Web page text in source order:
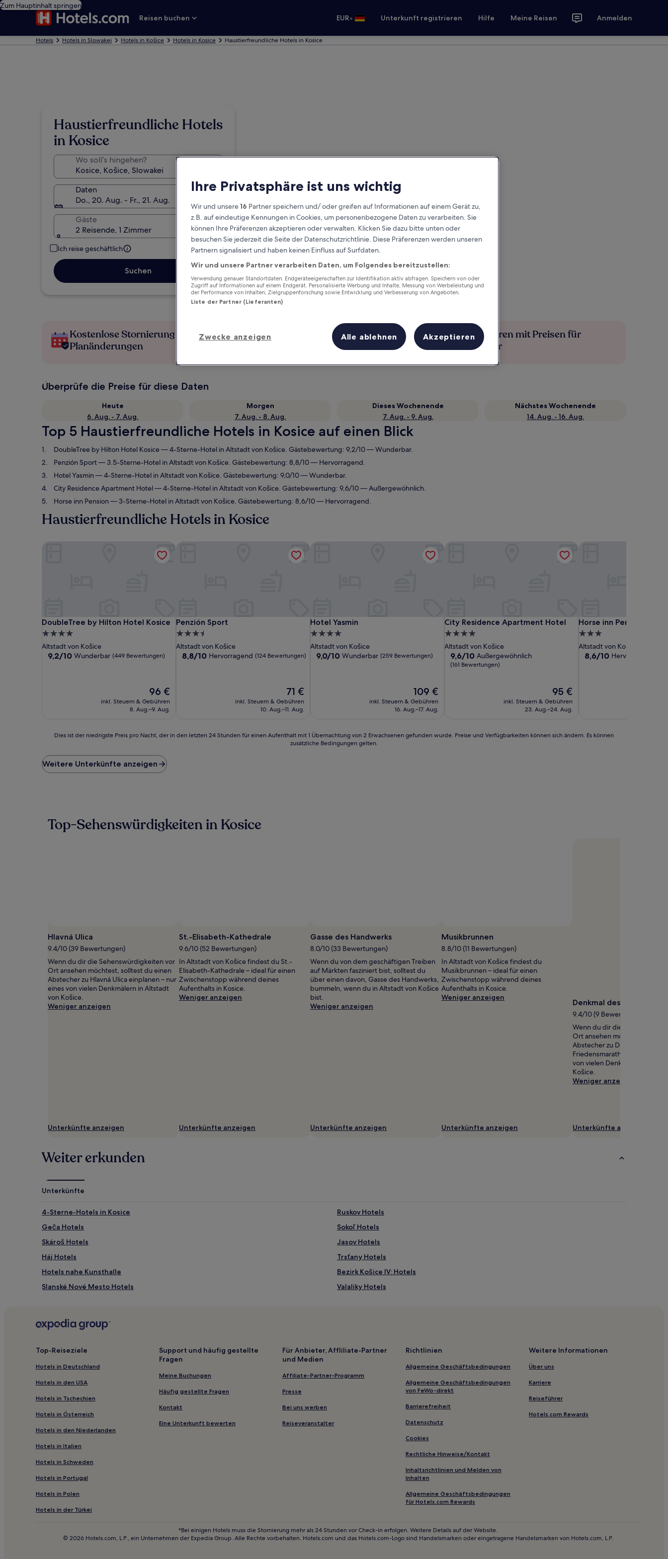
Zum Hauptinhalt springen
Reisen buchen
EUR• Unterkunft registrieren Hilfe Meine Reisen Anmelden
Hotels Hotels in Slowakei Hotels in Košice Hotels in Kosice Haustierfreundliche Hotels in Kosice
Haustierfreundliche Hotels
in Kosice
Wo soll’s hingehen?
Daten
Do., 20. Aug. - Fr., 21. Aug.
Gäste
2 Reisende, 1 Zimmer
Ich reise geschäftlich
Suchen
Kostenlose Stornierung bei
Planänderungen
Verdiene Prämien für jede
wahrgenommene Übernachtung
Mehr sparen mit Preisen für
Mitglieder
Überprüfe die Preise für diese Daten
Heute
6. Aug. - 7. Aug.
Morgen
7. Aug. - 8. Aug.
Dieses Wochenende
7. Aug. - 9. Aug.
Nächstes Wochenende
14. Aug. - 16. Aug.
Top 5 Haustierfreundliche Hotels in Kosice auf einen Blick
DoubleTree by Hilton Hotel Kosice— 4-Sterne-Hotel in Altstadt von Košice. Gästebewertung: 9,2/10 — Wunderbar.
Penzión Sport— 3.5-Sterne-Hotel in Altstadt von Košice. Gästebewertung: 8,8/10 — Hervorragend.
Hotel Yasmin— 4-Sterne-Hotel in Altstadt von Košice. Gästebewertung: 9,0/10 — Wunderbar.
City Residence Apartment Hotel— 4-Sterne-Hotel in Altstadt von Košice. Gästebewertung: 9,6/10 — Außergewöhnlich.
Horse inn Pension— 3-Sterne-Hotel in Altstadt von Košice. Gästebewertung: 8,6/10 — Hervorragend.
Haustierfreundliche Hotels in Kosice
DoubleTree by Hilton Hotel Kosice
DoubleTree by Hilton Hotel Kosice
4.0-
Sterne-
Unterkunft
Altstadt von Košice
9.2
9,2/10 Wunderbar (449 Bewertungen)
Der
Preis
beträgt
96 €
inkl. Steuern & Gebühren
8. Aug.–9. Aug.
DoubleTree by Hilton Hotel Kosice
Penzión Sport
Penzión Sport
3.5-
Sterne-
Unterkunft
Altstadt von Košice
8.8
8,8/10 Hervorragend (124 Bewertungen)
Der
Preis
beträgt
71 €
inkl. Steuern & Gebühren
10. Aug.–11. Aug.
Hotel Yasmin
Hotel Yasmin
4.0-
Sterne-
Unterkunft
Altstadt von Košice
9.0
9,0/10 Wunderbar (259 Bewertungen)
Der
Preis
beträgt
109 €
inkl. Steuern & Gebühren
16. Aug.–17. Aug.
City Residence Apartment Hotel
City Residence Apartment Hotel
4.0-
Sterne-
Unterkunft
Altstadt von Košice
9.6
von
9,6/10 Außergewöhnlich
(161 Bewertungen)
Der
Preis
beträgt
95 €
inkl. Steuern & Gebühren
23. Aug.–24. Aug.
Horse inn Pension
Horse inn Pension
3.0-
Sterne-
Unterkunft
Altstadt von Košice
8.6
8,6/10 Hervorragend
der
niedrigste
Preis
letzten
24 Stunden
und
Verfügbarkeiten
können
sich
ändern.
können
zusätzliche
Bedingungen
gelten.
Dies ist der niedrigste Preis pro Nacht, der in den letzten 24 Stunden für einen Aufenthalt mit 1 Übernachtung von 2 Erwachsenen gefunden wurde. Preise und Verfügbarkeiten können sich ändern. Es können
zusätzliche Bedingungen gelten.
Weitere Unterkünfte anzeigen
Top-Sehenswürdigkeiten in Kosice
Hlavná Ulica
9.4/10 (39 Bewertungen)
Wenn du dir die Sehenswürdigkeiten vor
Ort ansehen möchtest, solltest du einen
Abstecher zu Hlavná Ulica einplanen – nur
eines von vielen Denkmälern in Altstadt
von Košice.
Weniger anzeigen
Unterkünfte anzeigen
St.-Elisabeth-Kathedrale
9.6/10 (52 Bewertungen)
In Altstadt von Košice findest du St.-
Elisabeth-Kathedrale – ideal für einen
Zwischenstopp während deines
Aufenthalts in Kosice.
Weniger anzeigen
Unterkünfte anzeigen
Gasse des Handwerks
8.0/10 (33 Bewertungen)
Wenn du von dem geschäftigen Treiben
auf Märkten fasziniert bist, solltest du
über einen davon, Gasse des Handwerks,
bummeln, wenn du in Altstadt von Košice
bist.
Weniger anzeigen
Unterkünfte anzeigen
Musikbrunnen
8.8/10 (11 Bewertungen)
In Altstadt von Košice findest du
Musikbrunnen – ideal für einen
Zwischenstopp während deines
Aufenthalts in Kosice.
Weniger anzeigen
Unterkünfte anzeigen
Denkmal des
9.4/10 (9 Bewertungen)
Wenn du dir die
Ort ansehen möchtest,
Abstecher zu Denkmal des
Friedensmarathons einplanen
von vielen Denkmälern in
Košice.
Weniger anzeigen
Unterkünfte anzeigen
Weiter erkunden
Unterkünfte
4-Sterne-Hotels in Kosice
Ruskov Hotels
Geča Hotels
Sokoľ Hotels
Skároš Hotels
Jasov Hotels
Háj Hotels
Trsťany Hotels
Hotels nahe Kunsthalle
Bezirk Košice IV: Hotels
Slanské Nové Mesto Hotels
Valaliky Hotels
Byšta Hotels
Košický Klečenov Hotels
Baška Hotels
Verwaltungsbezirk Košice-okolie: Hotels
Top-Reiseziele
Hotels in Deutschland
Hotels in den USA
Hotels in Tschechien
Hotels in Österreich
Hotels in den Niederlanden
Hotels in Italien
Hotels in Schweden
Hotels in Portugal
Hotels in Polen
Hotels in der Türkei
Support und häufig gestellte
Fragen
Meine Buchungen
Häufig gestellte Fragen
Kontakt
Eine Unterkunft bewerten
Für Anbieter, Affliliate-Partner
und Medien
Affiliate-Partner-Programm
Presse
Bei uns werben
Reiseveranstalter
Richtlinien
Allgemeine Geschäftsbedingungen
Allgemeine Geschäftsbedingungen
von FeWo-direkt
Barrierefreiheit
Datenschutz
Cookies
Rechtliche Hinweise/Kontakt
Inhaltsrichtlinien und Melden von
Inhalten
Allgemeine Geschäftsbedingungen
für Hotels.com Rewards
Weitere Informationen
Über uns
Karriere
Reiseführer
Hotels.com Rewards
*Bei einigen Hotels muss die Stornierung mehr als 24 Stunden vor Check-in erfolgen. Weitere Details auf der Website.
© 2026 Hotels.com, L.P., ein Unternehmen der Expedia Group. Alle Rechte vorbehalten. Hotels.com und das Hotels.com-Logo sind Handelsmarken oder eingetragene Handelsmarken von Hotels.com, L.P.
Ihre Privatsphäre ist uns wichtig
Wir und unsere16 Partner speichern und/ oder greifen auf Informationen auf einem Gerät zu,
z.B. auf eindeutige Kennungen in Cookies, um personenbezogene Daten zu verarbeiten. Sie
können Ihre Präferenzen akzeptieren oder verwalten. Klicken Sie dazu bitte unten oder
besuchen Sie jederzeit die Seite der Datenschutzrichtlinie. Diese Präferenzen werden unseren
Partnern signalisiert und haben keinen Einfluss auf Surfdaten.
Wir und unsere Partner verarbeiten Daten, um Folgendes bereitzustellen:
Verwendung genauer Standortdaten. Endgeräteeigenschaften zur Identifikation aktiv abfragen. Speichern von oder
Zugriff auf Informationen auf einem Endgerät. Personalisierte Werbung und Inhalte, Messung von Werbeleistung und
der Performance von Inhalten, Zielgruppenforschung sowie Entwicklung und Verbesserung von Angeboten.
Liste der Partner (Lieferanten)
Zwecke anzeigen Alle ablehnen Akzeptieren